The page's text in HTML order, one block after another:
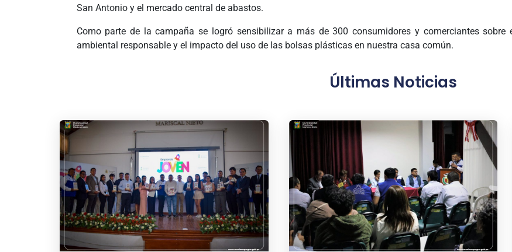
San Antonio y el mercado central de abastos.
Como parte de la campaña se logró sensibilizar a más de 300 consumidores y comerciantes
ambiental responsable y el impacto del uso de las bolsas plásticas en nuestra casa común.
Últimas Noticias